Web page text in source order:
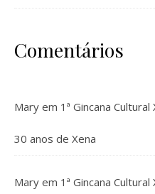
Comentários
Mary em 1ª Gincana
30 anos de Xena
Mary em 1ª Gincana